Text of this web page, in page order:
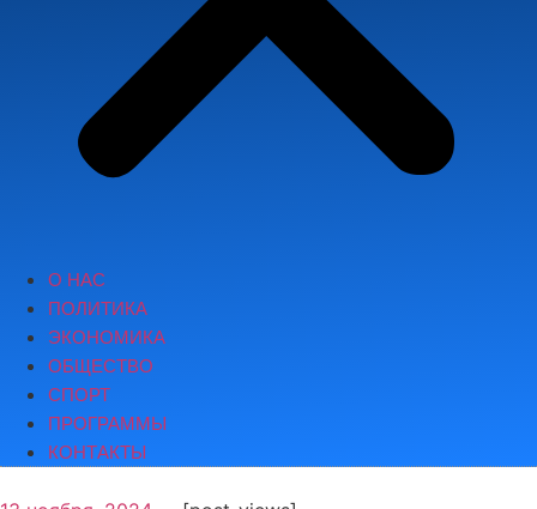
О НАС
ПОЛИТИКА
ЭКОНОМИКА
ОБЩЕСТВО
СПОРТ
ПРОГРАММЫ
КОНТАКТЫ